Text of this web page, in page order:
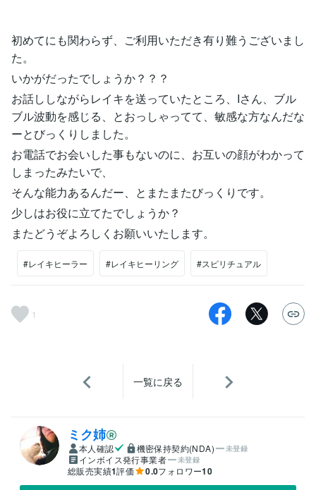
初めてにも関わらず、ご利用いただき有り難うございまし
た。
いかがだったでしょうか？？？
お話ししながらレイキを送っていたところ、Iさん、ブル
ブル波動を感じる、とおっしゃってて、敏感な方なんだな
ーとびっくりしました。
お電話でお会いした事もないのに、お互いの顔がわかって
しまったみたいで、
そんな能力あるんだー、とまたまたびっくりです。
少しはお役に立てたでしょうか？
またどうぞよろしくお願いいたします。
#レイキヒーラー #レイキヒーリング #スピリチュアル
1
一覧に戻る
ミク姉
本人確認 機密保持契約(NDA) 未登録
インボイス発行事業者 未登録
総販売実績1評価 0.0フォロワー10